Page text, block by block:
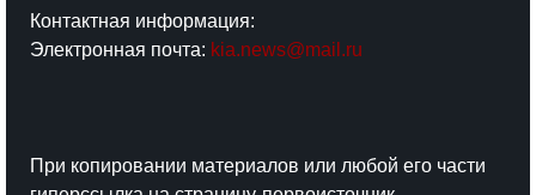
Контактная информация:
Электронная почта: kia.news@mail.ru
При копировании материалов или любой его части